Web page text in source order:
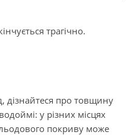
трагічно.
дізнайтеся про товщину
у різних місцях
покриву може